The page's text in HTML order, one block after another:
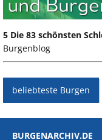
5 Die 83 schönsten
Burgenblog
beliebteste Burgen
BURGENARCHIV.DE